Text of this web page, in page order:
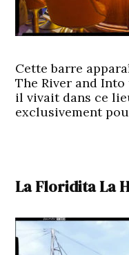
Cette barre
The River and Into
il vivait dans ce
exclusivement
La Floridita La